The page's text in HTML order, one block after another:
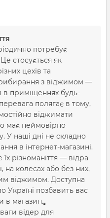
потребує
стосується як
цехів та
з віджимом —
в приміщеннях будь-
полягає в тому,
віджимати
має неймовірно
У наші дні не складно
в інтернет-магазині.
різноманіття — відра
на колесах або без них,
віджимом. Доступна
Україні позбавить вас
в магазин.
відер для